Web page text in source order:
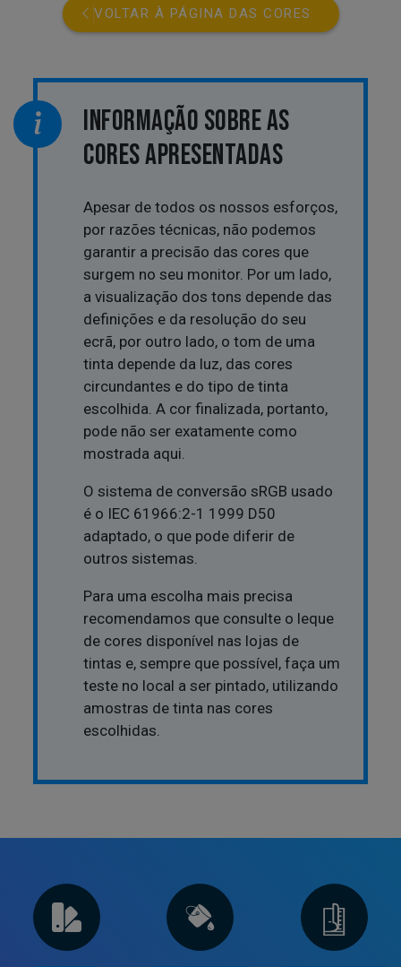
VOLTAR À PÁGINA DAS CORES
INFORMAÇÃO SOBRE AS
CORES APRESENTADAS
Apesar de todos os nossos esforços,
por razões técnicas, não podemos
garantir a precisão das cores que
surgem no seu monitor. Por um lado,
a visualização dos tons depende das
definições e da resolução do seu
ecrã, por outro lado, o tom de uma
tinta depende da luz, das cores
circundantes e do tipo de tinta
escolhida. A cor finalizada, portanto,
pode não ser exatamente como
mostrada aqui.
O sistema de conversão sRGB usado
é o IEC 61966:2-1 1999 D50
adaptado, o que pode diferir de
outros sistemas.
Para uma escolha mais precisa
recomendamos que consulte o leque
de cores disponível nas lojas de
tintas e, sempre que possível, faça um
teste no local a ser pintado, utilizando
amostras de tinta nas cores
escolhidas.